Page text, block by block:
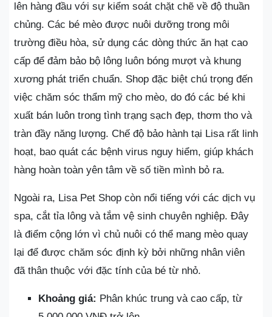
lên hàng đầu với sự kiểm soát chặt chẽ về độ thuần
chủng. Các bé mèo được nuôi dưỡng trong môi
trường điều hòa, sử dụng các dòng thức ăn hạt cao
cấp để đảm bảo bộ lông luôn bóng mượt và khung
xương phát triển chuẩn. Shop đặc biệt chú trọng đến
việc chăm sóc thẩm mỹ cho mèo, do đó các bé khi
xuất bán luôn trong tình trạng sạch đẹp, thơm tho và
tràn đầy năng lượng. Chế độ bảo hành tại Lisa rất linh
hoạt, bao quát các bệnh virus nguy hiểm, giúp khách
hàng hoàn toàn yên tâm về số tiền mình bỏ ra.
Ngoài ra, Lisa Pet Shop còn nổi tiếng với các dịch vụ
spa, cắt tỉa lông và tắm vệ sinh chuyên nghiệp. Đây
là điểm cộng lớn vì chủ nuôi có thể mang mèo quay
lại để được chăm sóc định kỳ bởi những nhân viên
đã thân thuộc với đặc tính của bé từ nhỏ.
Khoảng giá: Phân khúc trung và cao cấp, từ